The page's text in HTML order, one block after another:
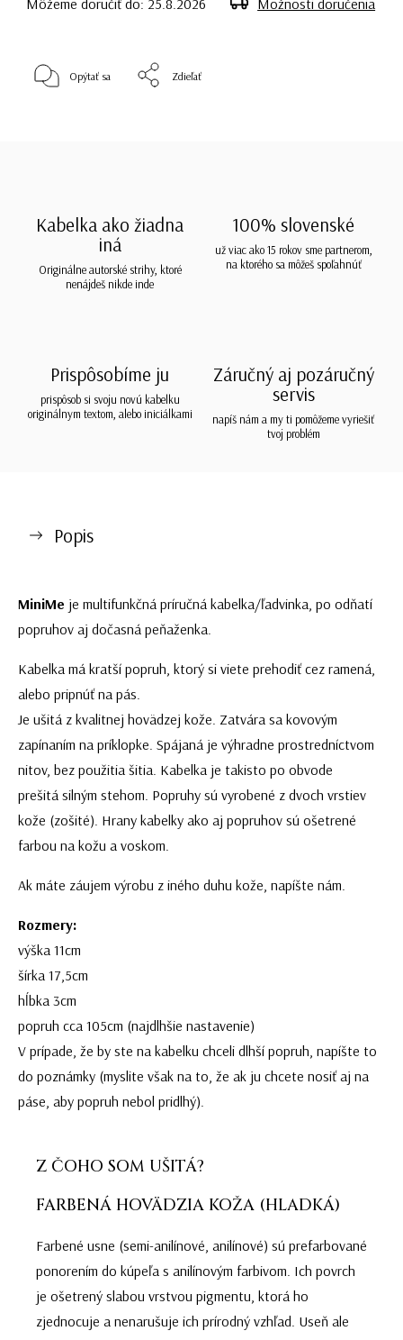
Môžeme doručiť do: 25.8.2026 Možnosti doručenia
Opýtať sa Zdieľať
Kabelka ako žiadna
iná
Originálne autorské strihy, ktoré
nenájdeš nikde inde
100% slovenské
už viac ako 15 rokov sme partnerom,
na ktorého sa môžeš spoľahnúť
Prispôsobíme ju
prispôsob si svoju novú kabelku
originálnym textom, alebo iniciálkami
Záručný aj pozáručný
servis
napíš nám a my ti pomôžeme vyriešiť
tvoj problém
Popis
MiniMe je multifunkčná príručná kabelka/ľadvinka, po odňatí
popruhov aj dočasná peňaženka.
Kabelka má kratší popruh, ktorý si viete prehodiť cez ramená,
alebo pripnúť na pás.
Je ušitá z kvalitnej hovädzej kože. Zatvára sa kovovým
zapínaním na príklopke. Spájaná je výhradne prostredníctvom
nitov, bez použitia šitia. Kabelka je takisto po obvode
prešitá silným stehom. Popruhy sú vyrobené z dvoch vrstiev
kože (zošité). Hrany kabelky ako aj popruhov sú ošetrené
farbou na kožu a voskom.
Ak máte záujem výrobu z iného duhu kože, napíšte nám.
Rozmery:
výška 11cm
šírka 17,5cm
hĺbka 3cm
popruh cca 105cm (najdlhšie nastavenie)
V prípade, že by ste na kabelku chceli dlhší popruh, napíšte to
do poznámky (myslite však na to, že ak ju chcete nosiť aj na
páse, aby popruh nebol pridlhý).
Z ČOHO SOM UŠITÁ?
FARBENÁ HOVÄDZIA KOŽA (HLADKÁ)
Farbené usne (semi-anilínové, anilínové) sú prefarbované
ponorením do kúpeľa s anilínovým farbivom. Ich povrch
je ošetrený slabou vrstvou pigmentu, ktorá ho
zjednocuje a nenarušuje ich prírodný vzhľad. Useň ale